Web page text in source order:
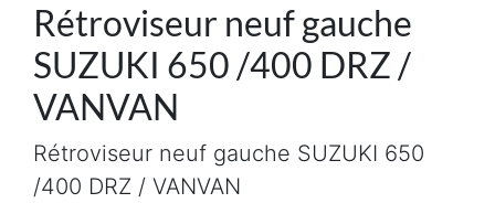
Rétroviseur neuf gauche
SUZUKI 650 /400 DRZ /
VANVAN
Rétroviseur neuf gauche SUZUKI 650
/400 DRZ / VANVAN